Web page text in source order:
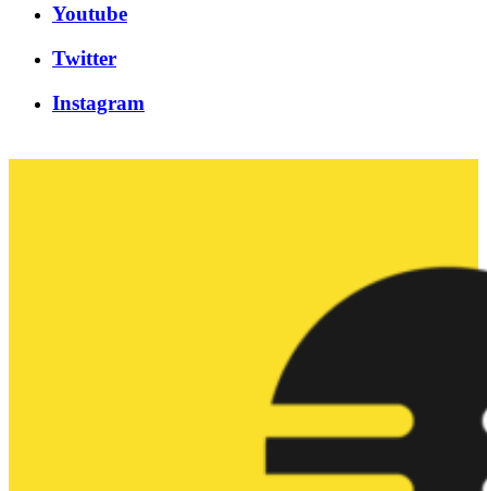
Youtube
Twitter
Instagram